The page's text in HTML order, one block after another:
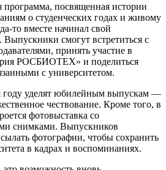
посвященная истории
о студенческих годах и живому
то вместе начинал свой
смогут встретиться с
принять участие в
РОСБИОТЕХ» и поделиться
с университетом.
году уделят юбилейным выпускам —
чествование. Кроме того, в
фотовыставка со
снимками. Выпускников
фотографии, чтобы сохранить
в кадрах и воспоминаниях.